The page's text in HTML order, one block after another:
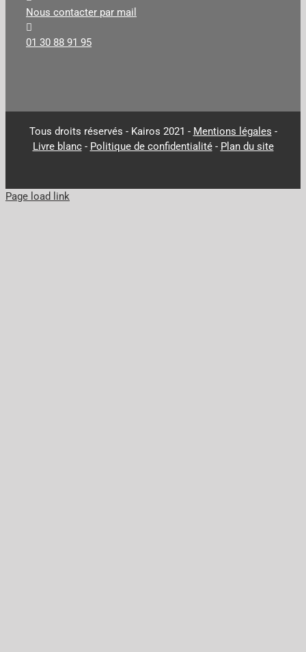
Nous contacter par mail
01 30 88 91 95
Tous droits réservés - Kairos 2021 - Mentions légales -
Livre blanc- Politique de confidentialité- Plan du site
Page load link